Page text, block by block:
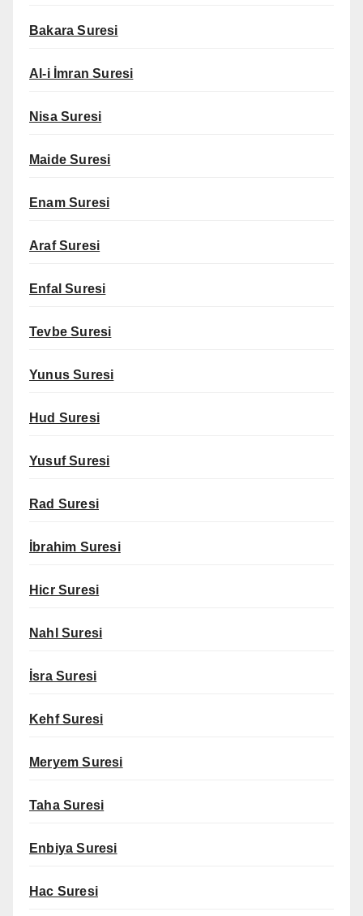
Bakara Suresi
Al-i İmran Suresi
Nisa Suresi
Maide Suresi
Enam Suresi
Araf Suresi
Enfal Suresi
Tevbe Suresi
Yunus Suresi
Hud Suresi
Yusuf Suresi
Rad Suresi
İbrahim Suresi
Hicr Suresi
Nahl Suresi
İsra Suresi
Kehf Suresi
Meryem Suresi
Taha Suresi
Enbiya Suresi
Hac Suresi